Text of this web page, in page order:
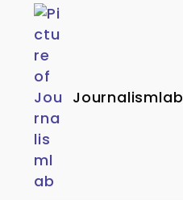
Journalismlab